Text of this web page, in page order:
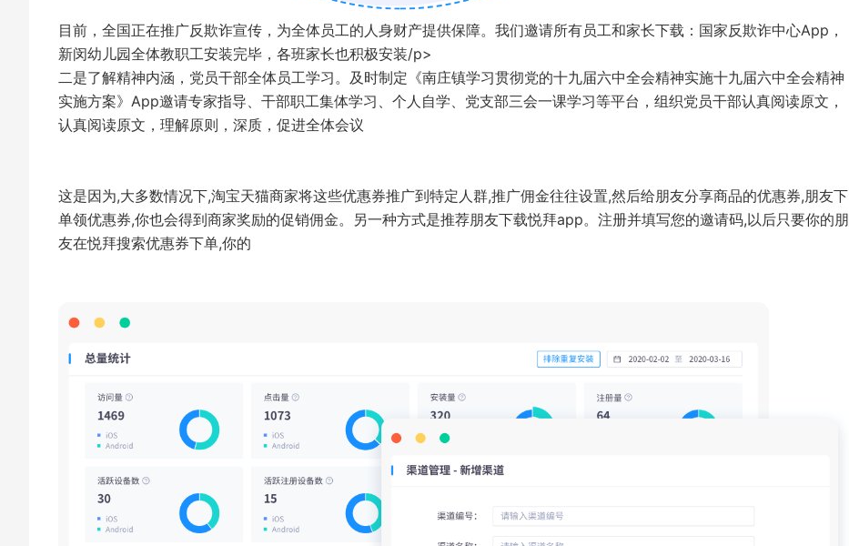
目前，全国正在推广反欺诈宣传，为全体员工的人身财产提供保障。我们邀请所有员工和家长下载：国家反欺诈中心App，
新闵幼儿园全体教职工安装完毕，各班家长也积极安装/p>
二是了解精神内涵，党员干部全体员工学习。及时制定《南庄镇学习贯彻党的十九届六中全会精神实施十九届六中全会精神
实施方案》App邀请专家指导、干部职工集体学习、个人自学、党支部三会一课学习等平台，组织党员干部认真阅读原文，
认真阅读原文，理解原则，深质，促进全体会议
这是因为,大多数情况下,淘宝天猫商家将这些优惠券推广到特定人群,推广佣金往往设置,然后给朋友分享商品的优惠券,朋友下
单领优惠券,你也会得到商家奖励的促销佣金。另一种方式是推荐朋友下载悦拜app。注册并填写您的邀请码,以后只要你的朋
友在悦拜搜索优惠券下单,你的